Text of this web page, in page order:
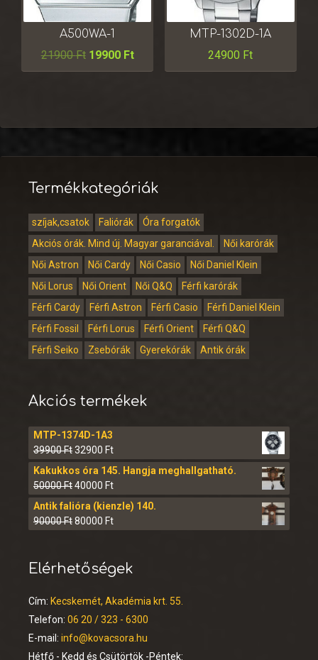
A500WA-1
21900Ft 19900 Ft
MTP-1302D-1A
24900 Ft
Termékkategóriák
szíjak,csatok Faliórák
Óra forgatók
Akciós órák. Mind új. Magyar garanciával.
Női karórák
Női Astron
Női Cardy Női Casio
Női Daniel Klein
Női Lorus
Női Orient Női Q&Q
Férfi karórák
Férfi Cardy
Férfi Astron Férfi Casio
Férfi Daniel Klein
Férfi Fossil
Férfi Lorus Férfi Orient
Férfi Q&Q
Férfi Seiko
Zsebórák Gyerekórák Antik órák
Akciós termékek
MTP-1374D-1A3
39900Ft32900 Ft
Kakukkos óra 145. Hangja meghallgatható.
50000Ft40000 Ft
Antik falióra (kienzle) 140.
90000Ft80000 Ft
Elérhetőségek
Cím: Kecskemét, Akadémia krt. 55.
Telefon: 06 20 / 323 - 6300
E-mail: info@kovacsora.hu
Hétfő - Kedd és Csütörtök -Péntek: